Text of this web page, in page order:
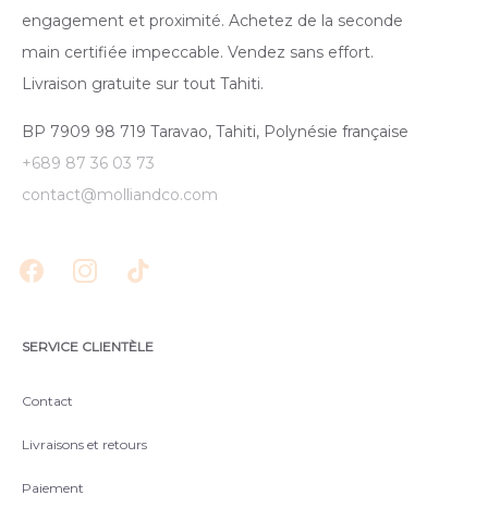
engagement et proximité. Achetez de la seconde
main certifiée impeccable. Vendez sans effort.
Livraison gratuite sur tout Tahiti.
BP 7909 98 719 Taravao, Tahiti, Polynésie française
+689 87 36 03 73
contact@molliandco.com
SERVICE CLIENTÈLE
Contact
Livraisons et retours
Paiement